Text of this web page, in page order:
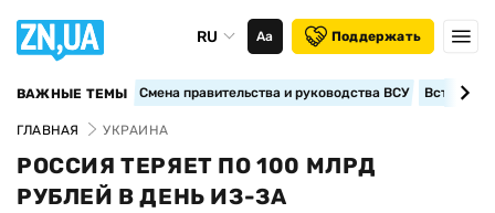
RU Аа Поддержать
ВАЖНЫЕ ТЕМЫ Смена правительства и руководства ВСУ
ГЛАВНАЯ УКРАИНА
РОССИЯ ТЕРЯЕТ ПО 100 МЛРД
РУБЛЕЙ В ДЕНЬ ИЗ-ЗА